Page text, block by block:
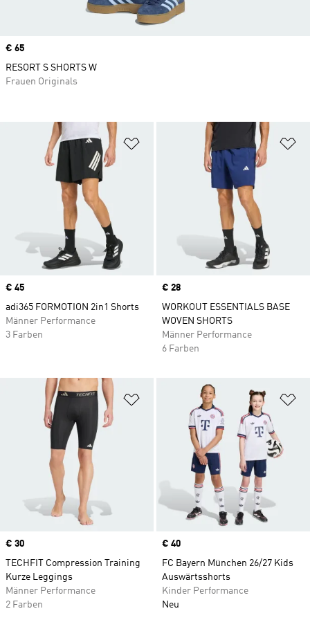
Zur Wunschliste hinzufügen
Price
€ 45
adi365 FORMOTION 2in1 Shorts
Männer Performance
3 Farben
Price
€ 28
WORKOUT ESSENTIALS BASE
WOVEN SHORTS
Männer Performance
6 Farben
Zur Wunschliste hinzufügen
Price
€ 30
TECHFIT Compression Training
Kurze Leggings
Männer Performance
2 Farben
Price
€ 40
FC Bayern München 26/27 Kids
Auswärtsshorts
Kinder Performance
Neu
Price
€ 65
RESORT S SHORTS W
Frauen Originals